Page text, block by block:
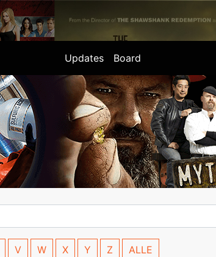
Updates Board
V W X Y Z ALLE